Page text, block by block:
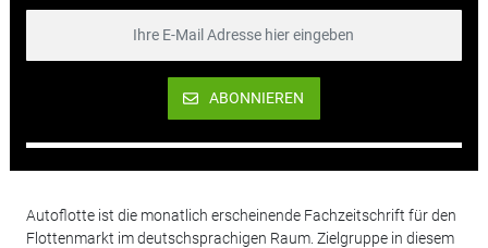
ABONNIEREN
Autoflotte ist die monatlich erscheinende Fachzeitschrift für den
Flottenmarkt im deutschsprachigen Raum. Zielgruppe in diesem